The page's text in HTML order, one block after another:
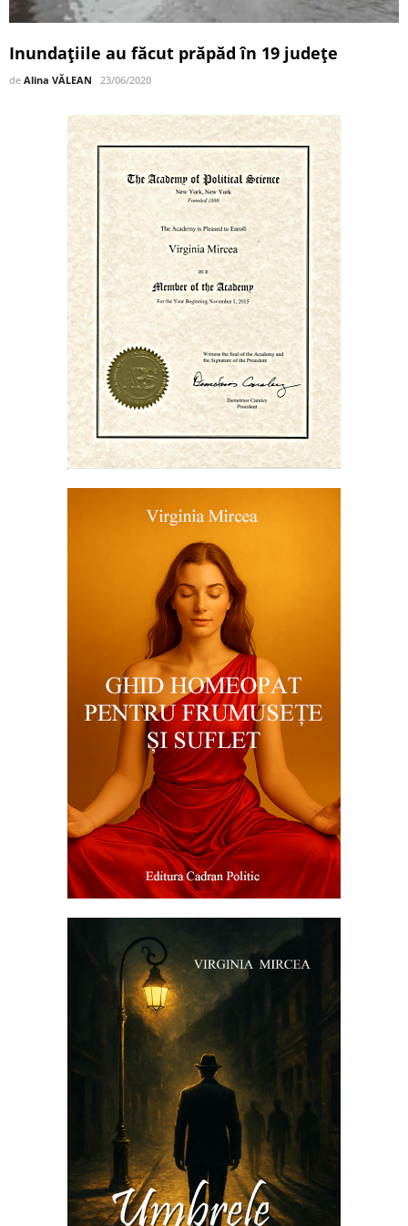
Inundaţiile au făcut prăpăd în 19 judeţe
de Alina VĂLEAN 23/06/2020